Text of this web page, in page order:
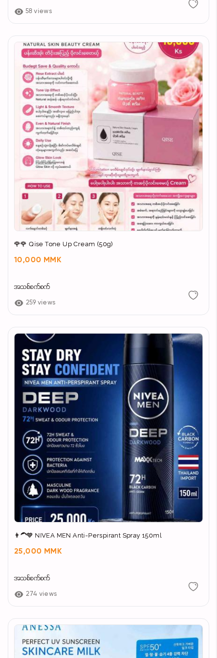
58 views
🌹🌹 Qise Tone Up Cream (50g)
10,000 MMK
အသစ်စက်စက်
259 views
👨‍🦱💙 NIVEA MEN Anti-Perspirant Spray 150ml
25,000 MMK
အသစ်စက်စက်
274 views